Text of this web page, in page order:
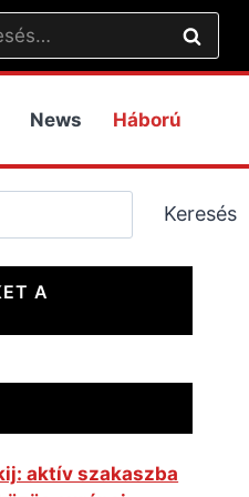
News Háború
Keresés
A
aktív szakaszba